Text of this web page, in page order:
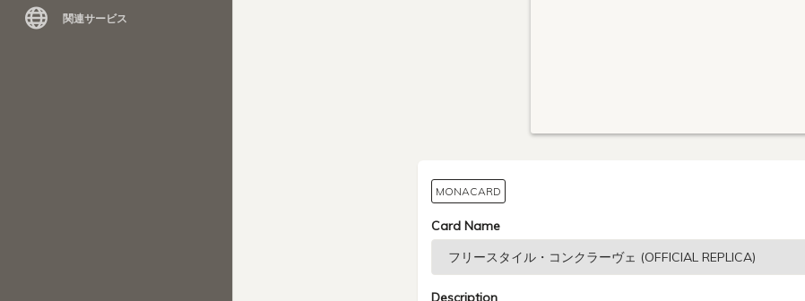
関連サービス
MONACARD
Card Name
Description